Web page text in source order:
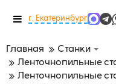
Меню
г. Екатеринбург
Главная
Станки
Ленточнопильные
Ленточнопильные